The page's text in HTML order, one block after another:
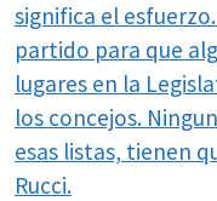
significa el
partido para que
lugares en la
los concejos.
esas listas, tienen
Rucci.